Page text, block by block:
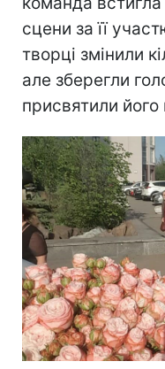
сцени за її
творці змінили
але зберегли
присвятили його